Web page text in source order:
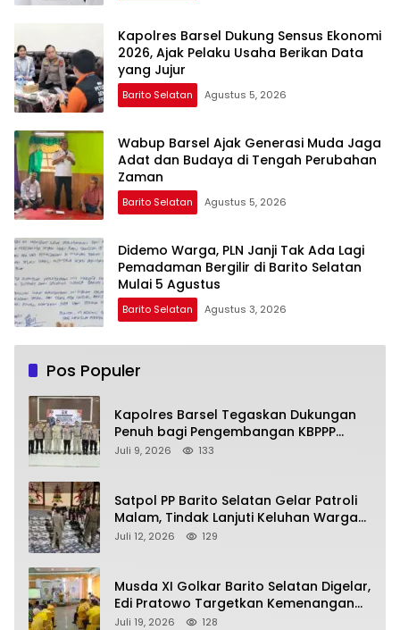
Kapolres Barsel Dukung Sensus Ekonomi
2026, Ajak Pelaku Usaha Berikan Data
yang Jujur
Barito Selatan Agustus 5, 2026
Wabup Barsel Ajak Generasi Muda Jaga
Adat dan Budaya di Tengah Perubahan
Zaman
Barito Selatan Agustus 5, 2026
Didemo Warga, PLN Janji Tak Ada Lagi
Pemadaman Bergilir di Barito Selatan
Mulai 5 Agustus
Barito Selatan Agustus 3, 2026
Pos Populer
Kapolres Barsel Tegaskan Dukungan
Penuh bagi Pengembangan KBPPP
Kalimantan Tengah
Juli 9, 2026 133
Satpol PP Barito Selatan Gelar Patroli
Malam, Tindak Lanjuti Keluhan Warga
soal Balap Liar dan Remaja Nongkrong
Juli 12, 2026 129
Musda XI Golkar Barito Selatan Digelar,
Edi Pratowo Targetkan Kemenangan
Partai pada Pemilu Mendatang
Juli 19, 2026 128